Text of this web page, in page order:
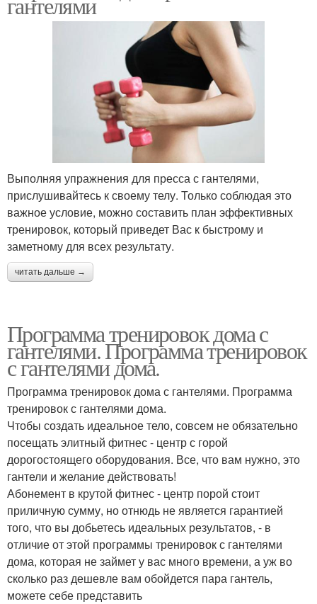
Выполняя упражнения для пресса с гантелями,
прислушивайтесь к своему телу. Только соблюдая это
важное условие, можно составить план эффективных
тренировок, который приведет Вас к быстрому и
заметному для всех результату.
читать дальше →
Программа тренировок дома с
гантелями. Программа тренировок
с гантелями дома.
Программа тренировок дома с гантелями. Программа
тренировок с гантелями дома.
Чтобы создать идеальное тело, совсем не обязательно
посещать элитный фитнес - центр с горой
дорогостоящего оборудования. Все, что вам нужно, это
гантели и желание действовать!
Абонемент в крутой фитнес - центр порой стоит
приличную сумму, но отнюдь не является гарантией
того, что вы добьетесь идеальных результатов, - в
отличие от этой программы тренировок с гантелями
дома, которая не займет у вас много времени, а уж во
сколько раз дешевле вам обойдется пара гантель,
можете себе представить